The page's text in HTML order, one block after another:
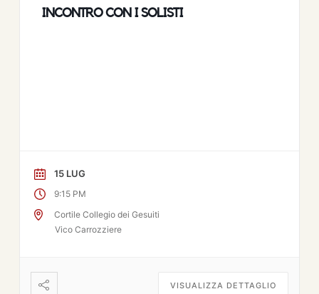
INCONTRO CON I SOLISTI
15 LUG
9:15 PM
Cortile Collegio dei Gesuiti
Vico Carrozziere
VISUALIZZA DETTAGLIO